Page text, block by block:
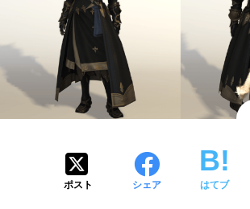
ポスト シェア はてブ